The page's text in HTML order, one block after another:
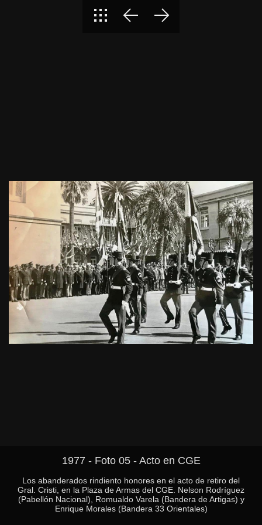
1977 - Foto 05 - Acto en CGE
Los abanderados rindiento honores en el acto de retiro del
Gral. Cristi, en la Plaza de Armas del CGE. Nelson Rodríguez
(Pabellón Nacional), Romualdo Varela (Bandera de Artigas) y
Enrique Morales (Bandera 33 Orientales)